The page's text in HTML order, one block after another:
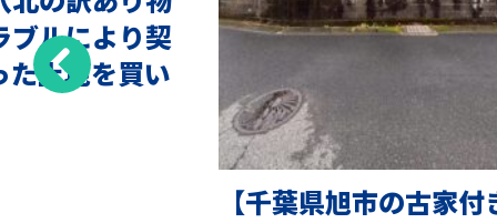
ブルにより契
た土地を買い
【千葉県旭市の古家付